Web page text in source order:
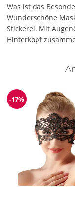
Was ist das
Wunderschöne
Stickerei. Mit
Hinterkopf
Reduzierung
-17%